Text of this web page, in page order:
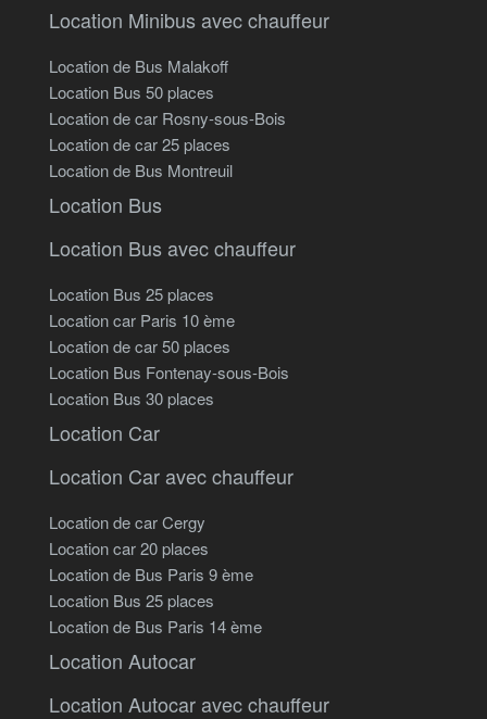
Location Minibus avec chauffeur
Location de Bus Malakoff
Location Bus 50 places
Location de car Rosny-sous-Bois
Location de car 25 places
Location de Bus Montreuil
Location Bus
Location Bus avec chauffeur
Location Bus 25 places
Location car Paris 10 ème
Location de car 50 places
Location Bus Fontenay-sous-Bois
Location Bus 30 places
Location Car
Location Car avec chauffeur
Location de car Cergy
Location car 20 places
Location de Bus Paris 9 ème
Location Bus 25 places
Location de Bus Paris 14 ème
Location Autocar
Location Autocar avec chauffeur